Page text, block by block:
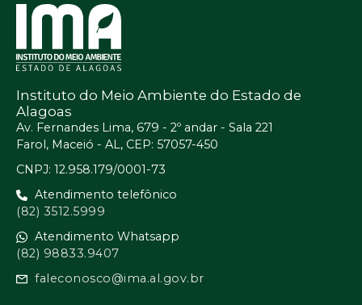
Instituto do Meio Ambiente do Estado de
Alagoas
Av. Fernandes Lima, 679 - 2º andar - Sala 221
Farol, Maceió - AL, CEP: 57057-450
CNPJ: 12.958.179/0001-73
Atendimento telefônico
(82) 3512.5999
Atendimento Whatsapp
(82) 98833.9407
faleconosco@ima.al.gov.br